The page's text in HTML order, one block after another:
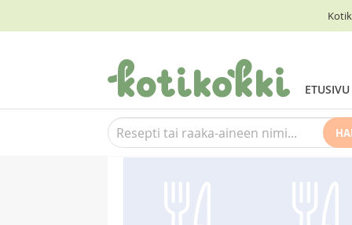
ETUSIVU
Suosittelemme myös